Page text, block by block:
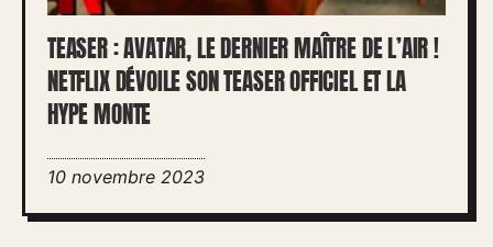
TEASER : AVATAR, LE DERNIER MAÎTRE DE L’AIR !
NETFLIX DÉVOILE SON TEASER OFFICIEL ET LA
HYPE MONTE
10 novembre 2023